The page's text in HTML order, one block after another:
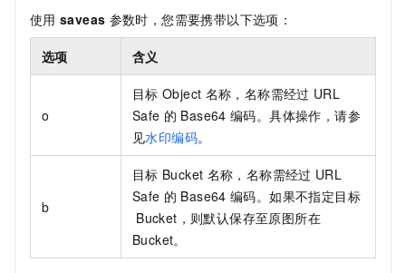
使用 saveas 参数时，您需要携带以下选项：
选项 含义
o
目标 Object 名称，名称需经过 URL
Safe 的 Base64 编码。具体操作，请参
见水印编码。
b
目标 Bucket 名称，名称需经过 URL
Safe 的 Base64 编码。如果不指定目标
Bucket，则默认保存至原图所在
Bucket。